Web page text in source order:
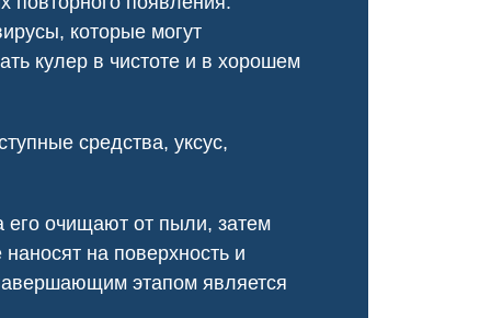
которые могут
кулер в чистоте и в хорошем
средства, уксус,
его очищают от пыли, затем
на поверхность и
этапом является